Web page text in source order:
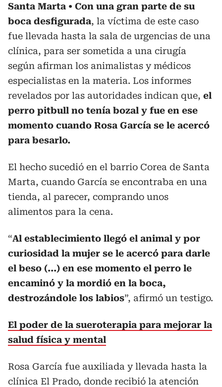
Santa Marta
Con una gran parte de su
boca desfigurada, la víctima de este caso
fue llevada hasta la sala de urgencias de una
clínica, para ser sometida a una cirugía
según afirman los animalistas y médicos
especialistas en la materia. Los informes
revelados por las autoridades indican que, el
perro pitbull no tenía bozal y fue en ese
momento cuando Rosa García se le acercó
para besarlo.
El hecho sucedió en el barrio Corea de Santa
Marta, cuando García se encontraba en una
tienda, al parecer, comprando unos
alimentos para la cena.
“Al establecimiento llegó el animal y por
curiosidad la mujer se le acercó para darle
el beso (...) en ese momento el perro le
encaminó y la mordió en la boca,
destrozándole los labios”, afirmó un testigo.
El poder de la sueroterapia para mejorar la
salud física y mental
Rosa García fue auxiliada y llevada hasta la
clínica El Prado, donde recibió la atención